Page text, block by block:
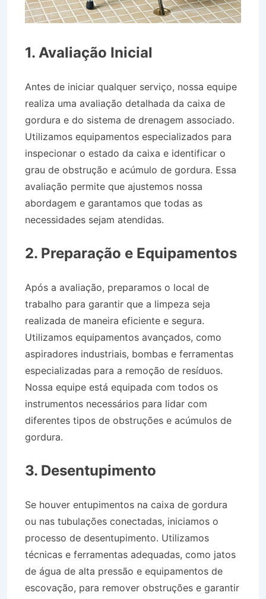
1. Avaliação Inicial
Antes de iniciar qualquer serviço, nossa equipe
realiza uma avaliação detalhada da caixa de
gordura e do sistema de drenagem associado.
Utilizamos equipamentos especializados para
inspecionar o estado da caixa e identificar o
grau de obstrução e acúmulo de gordura. Essa
avaliação permite que ajustemos nossa
abordagem e garantamos que todas as
necessidades sejam atendidas.
2. Preparação e Equipamentos
Após a avaliação, preparamos o local de
trabalho para garantir que a limpeza seja
realizada de maneira eficiente e segura.
Utilizamos equipamentos avançados, como
aspiradores industriais, bombas e ferramentas
especializadas para a remoção de resíduos.
Nossa equipe está equipada com todos os
instrumentos necessários para lidar com
diferentes tipos de obstruções e acúmulos de
gordura.
3. Desentupimento
Se houver entupimentos na caixa de gordura
ou nas tubulações conectadas, iniciamos o
processo de desentupimento. Utilizamos
técnicas e ferramentas adequadas, como jatos
de água de alta pressão e equipamentos de
escovação, para remover obstruções e garantir